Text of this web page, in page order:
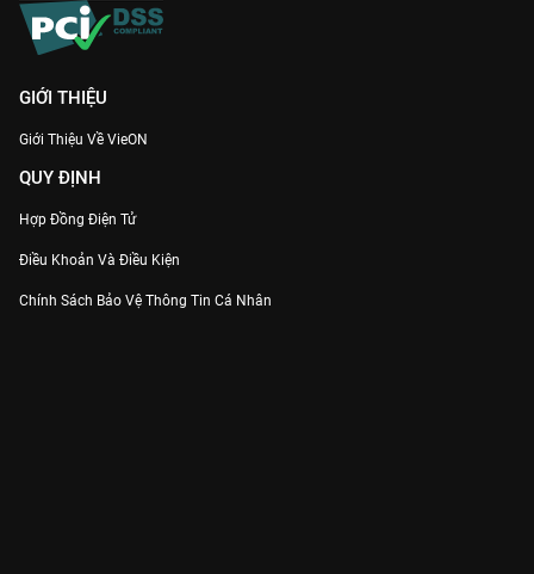
GIỚI THIỆU
Giới Thiệu Về VieON
QUY ĐỊNH
Hợp Đồng Điện Tử
Điều Khoản Và Điều Kiện
Chính Sách Bảo Vệ Thông Tin Cá Nhân